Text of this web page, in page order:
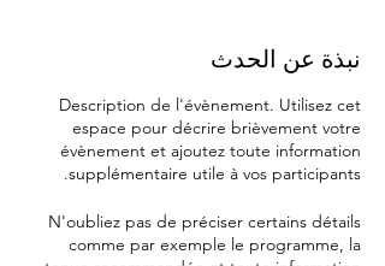
نبذة عن الحدث
Description de l'évènement. Utilisez cet
espace pour décrire brièvement votre
évènement et ajoutez toute information
supplémentaire utile à vos participants.
N'oubliez pas de préciser certains détails
comme par exemple le programme, la